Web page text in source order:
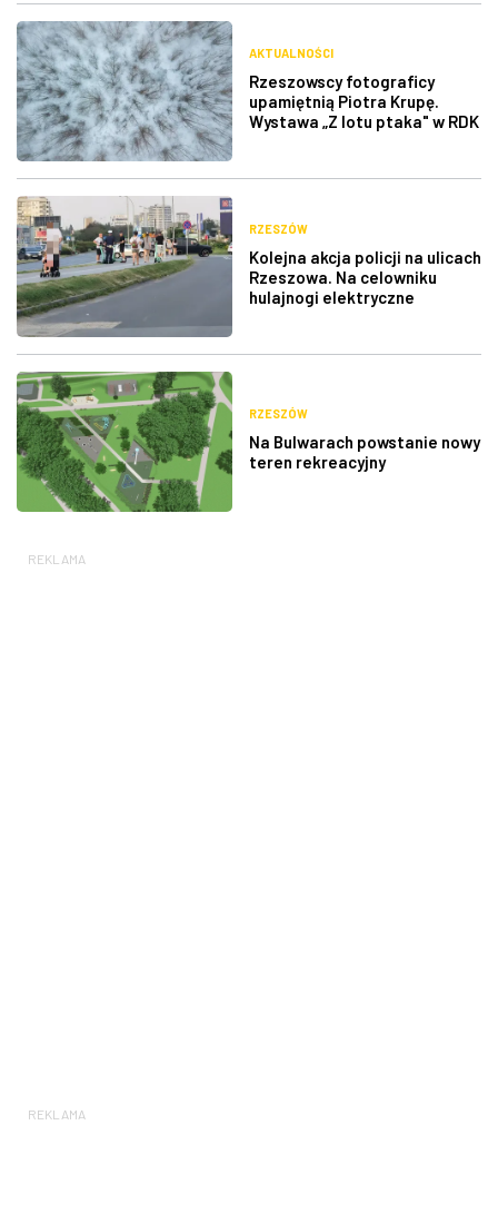
AKTUALNOŚCI
Rzeszowscy fotograficy
upamiętnią Piotra Krupę.
Wystawa „Z lotu ptaka" w RDK
RZESZÓW
Kolejna akcja policji na ulicach
Rzeszowa. Na celowniku
hulajnogi elektryczne
RZESZÓW
Na Bulwarach powstanie nowy
teren rekreacyjny
REKLAMA
REKLAMA